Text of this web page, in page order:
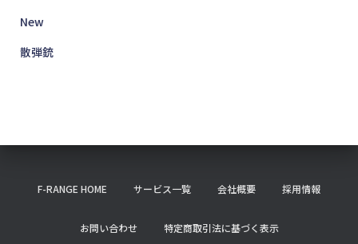
New
散弾銃
F-RANGE HOME サービス一覧 会社概要 採用情報
お問い合わせ 特定商取引法に基づく表示